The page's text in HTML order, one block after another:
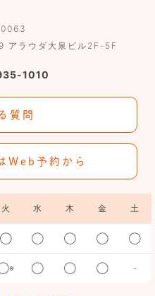
アラウダ大泉ビル2F-5F
1010
質問
Web予約から
火 水 木 金 土
◯ ◯ ◯ ◯ ◯
◯ ◯ ◯ -